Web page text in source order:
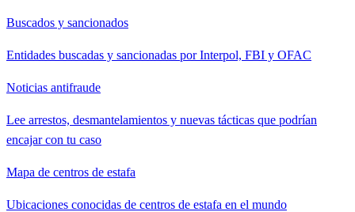
Buscados y sancionados
Entidades buscadas y sancionadas por Interpol, FBI y OFAC
Noticias antifraude
Lee arrestos, desmantelamientos y nuevas tácticas que podrían
encajar con tu caso
Mapa de centros de estafa
Ubicaciones conocidas de centros de estafa en el mundo